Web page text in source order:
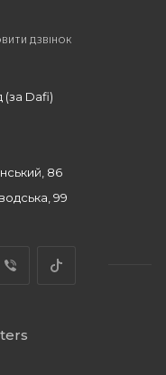
ДЗВІНОК
(за Dafi)
86
99